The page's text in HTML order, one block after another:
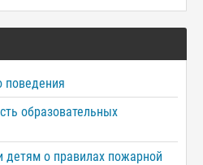
поведения
образовательных
детям о правилах пожарной